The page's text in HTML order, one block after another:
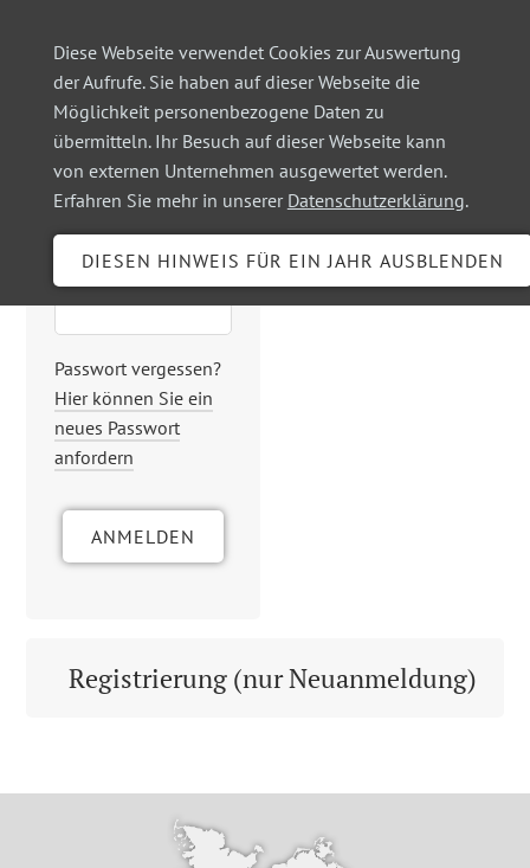
Diese Webseite verwendet Cookies zur Auswertung
der Aufrufe. Sie haben auf dieser Webseite die
Möglichkeit personenbezogene Daten zu
übermitteln. Ihr Besuch auf dieser Webseite kann
von externen Unternehmen ausgewertet werden.
Erfahren Sie mehr in unserer Datenschutzerklärung.
Login
Benutzername
Passwort
Passwort vergessen?
Hier können Sie ein
neues Passwort
anfordern
ANMELDEN
Registrierung (nur Neuanmeldung)